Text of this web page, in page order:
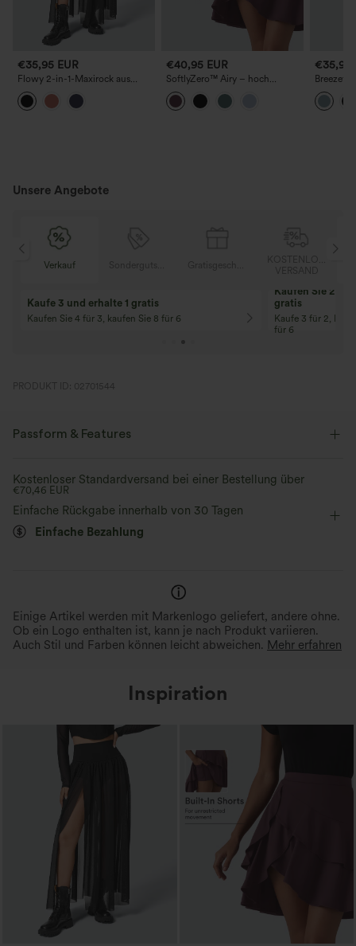
€35,95 EUR
Flowy 2-in-1-Maxirock aus
Mesh mit hohem Bund
€40,95 EUR
SoftlyZero™ Airy – hoch
taillierter, luftig-gestufter
Minirock mit Rüschen-Saum, 2-
in-1 InstantCool, etwas längere
€35,95
hohem
hinten,
Unsere Angebote
Verkauf
Kaufe 3 und erhalte 1 gratis
Kaufen Sie 4 für 3, kaufen Sie 8 für 6
Kaufen Sie 2
gratis
Kaufe 3 für 2,
für 6
PRODUKT ID: 02701544
Passform & Features
flacher Bund Seitentaschen dekorative Knöpfe
lässig Midi mit hohem Bund
A-Linie
Kostenloser Standardversand bei einer Bestellung über
€70,46 EUR
Einfache Rückgabe innerhalb von 30 Tagen
Einfache Bezahlung
Einige Artikel werden mit Markenlogo geliefert, andere ohne.
Ob ein Logo enthalten ist, kann je nach Produkt variieren.
Auch Stil und Farben können leicht abweichen. Mehr erfahren
Inspiration